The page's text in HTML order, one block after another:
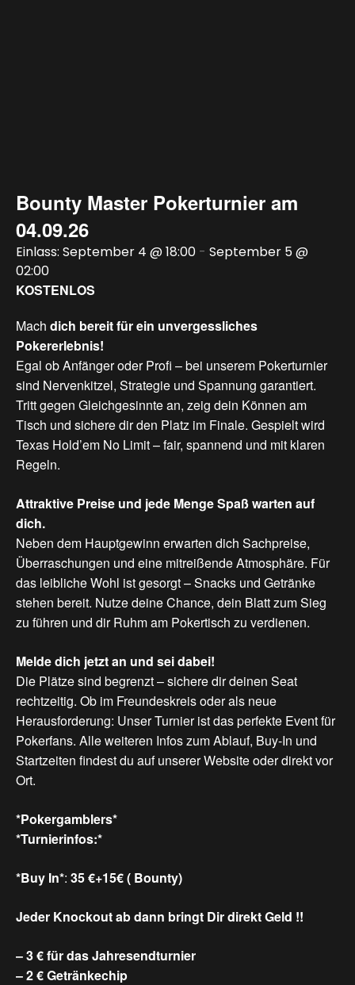
Bounty Master Pokerturnier am
04.09.26
September 4 @ 18:00 - September 5 @
02:00
KOSTENLOS
Mach dich bereitfürein unvergessliches
Pokererlebnis!
Egal ob Anfänger oder Profi – bei unserem Pokerturnier
sind Nervenkitzel, Strategie und Spannung garantiert.
Tritt gegen Gleichgesinnte an, zeig dein Können am
Tisch und sichere dir den Platz im Finale. Gespielt wird
Texas Hold’em No Limit – fair, spannend und mit klaren
Regeln.
Attraktive Preise und jede MengeSpaßwarten auf
dich.
Neben dem Hauptgewinn erwarten dich Sachpreise,
Überraschungen und eine mitreißende Atmosphäre. Für
das leibliche Wohl ist gesorgt – Snacks und Getränke
stehen bereit. Nutze deine Chance, dein Blatt zum Sieg
zu führen und dir Ruhm am Pokertisch zu verdienen.
Meldedich jetztan und seidabei!
Die Plätze sind begrenzt – sichere dir deinen Seat
rechtzeitig. Ob im Freundeskreis oder als neue
Herausforderung: Unser Turnier ist das perfekte Event für
Pokerfans. Alle weiteren Infos zum Ablauf, Buy-In und
Startzeiten findest du auf unserer Website oder direkt vor
Ort.
*Pokergamblers*
*Turnierinfos:*
*Buy In*: 35 €+15€ ( Bounty)
Jeder Knockout ab dann bringt Dir direkt Geld !!
– 3 € für das Jahresendturnier
– 2 € Getränkechip